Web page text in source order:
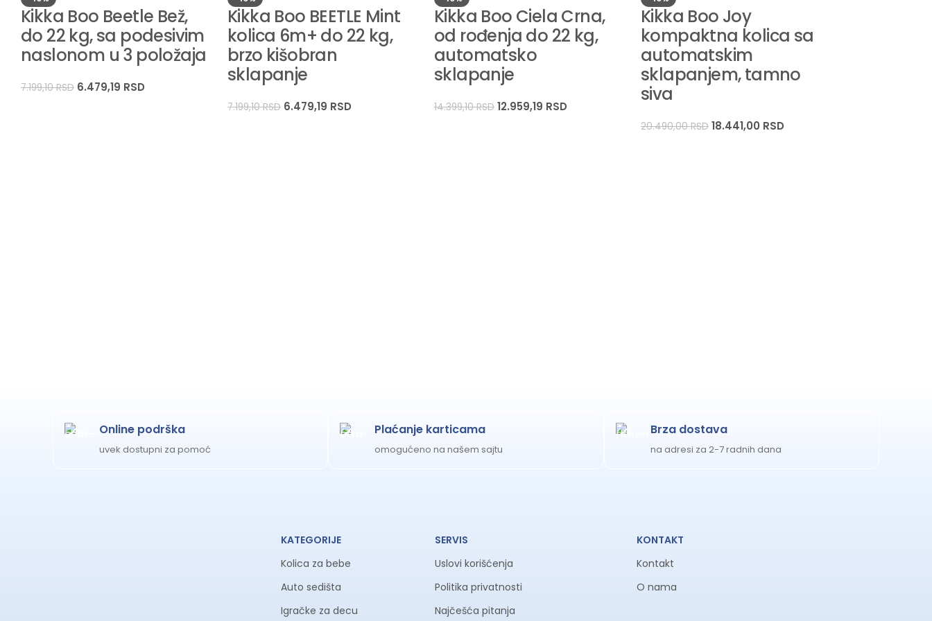
Kikka Boo Beetle Bež,
do 22 kg, sa podesivim
naslonom u 3 položaja
7.199,10RSD 6.479,19 RSD
Kikka Boo BEETLE Mint
kolica 6m+ do 22 kg,
brzo kišobran
sklapanje
7.199,10RSD 6.479,19 RSD
Kikka Boo Ciela Crna,
od rođenja do 22 kg,
automatsko
sklapanje
14.399,10RSD 12.959,19 RSD
Kikka Boo Joy
kompaktna kolica sa
automatskim
sklapanjem, tamno
siva
20.490,00RSD 18.441,00 RSD
Online podrška
uvek dostupni za pomoć
Plaćanje karticama
omogućeno na našem sajtu
Brza dostava
na adresi za 2-7 radnih dana
KATEGORIJE
Kolica za bebe
Auto sedišta
Igračke za decu
SERVIS
Uslovi korišćenja
Politika privatnosti
Najčešća pitanja
KONTAKT
Kontakt
O nama